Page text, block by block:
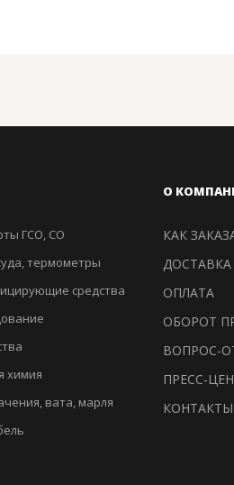
ГСО, СО
термометры
средства
химия
вата, марля
О
КАК
ДОСТАВКА
ОПЛАТА
ОБОРОТ
ВОПРОС-
ПРЕСС-
КОНТАКТЫ